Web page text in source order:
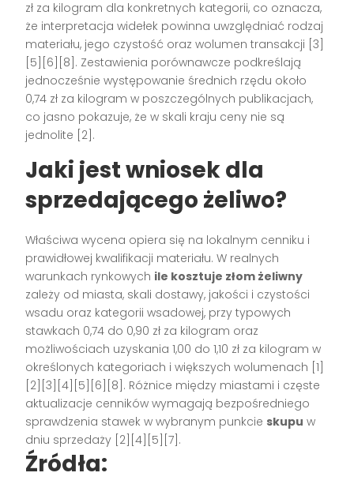
zł za kilogram dla konkretnych kategorii, co oznacza,
że interpretacja widełek powinna uwzględniać rodzaj
materiału, jego czystość oraz wolumen transakcji [3]
[5][6][8]. Zestawienia porównawcze podkreślają
jednocześnie występowanie średnich rzędu około
0,74 zł za kilogram w poszczególnych publikacjach,
co jasno pokazuje, że w skali kraju ceny nie są
jednolite [2].
Jaki jest wniosek dla
sprzedającego żeliwo?
Właściwa wycena opiera się na lokalnym cenniku i
prawidłowej kwalifikacji materiału. W realnych
warunkach rynkowych ile kosztuje złom żeliwny
zależy od miasta, skali dostawy, jakości i czystości
wsadu oraz kategorii wsadowej, przy typowych
stawkach 0,74 do 0,90 zł za kilogram oraz
możliwościach uzyskania 1,00 do 1,10 zł za kilogram w
określonych kategoriach i większych wolumenach [1]
[2][3][4][5][6][8]. Różnice między miastami i częste
aktualizacje cenników wymagają bezpośredniego
sprawdzenia stawek w wybranym punkcie skupu w
dniu sprzedaży [2][4][5][7].
Źródła: